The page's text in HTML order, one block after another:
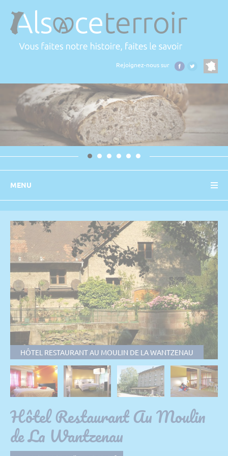
Rejoignez-nous sur
MENU
HÔTEL RESTAURANT AU MOULIN DE LA WANTZENAU
Hôtel Restaurant Au Moulin
de La Wantzenau